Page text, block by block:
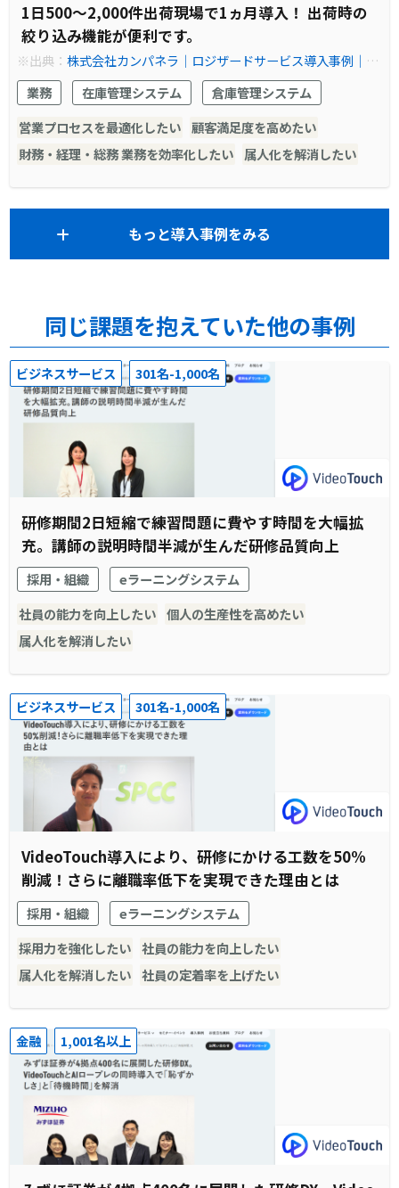
1日500～2,000件出荷現場で1ヵ月導入！ 出荷時の
絞り込み機能が便利です。
※出典：株式会社カンパネラ│ロジザードサービス導入事例│E
C物流の在庫管理ならクラウドWMS(倉庫管理システム) ロジザー
ドZERO
業務 在庫管理システム
倉庫管理システム
営業プロセスを最適化したい 顧客満足度を高めたい
財務・経理・総務 業務を効率化したい
属人化を解消したい
もっと導入事例をみる
同じ課題を抱えていた他の事例
ビジネスサービス 301名-1,000名
研修期間2日短縮で練習問題に費やす時間を大幅拡
充。講師の説明時間半減が生んだ研修品質向上
採用・組織
eラーニングシステム
社員の能力を向上したい 個人の生産性を高めたい
属人化を解消したい
ビジネスサービス 301名-1,000名
VideoTouch導入により、研修にかける工数を50%
削減！さらに離職率低下を実現できた理由とは
採用・組織
eラーニングシステム
採用力を強化したい 社員の能力を向上したい
属人化を解消したい 社員の定着率を上げたい
金融 1,001名以上